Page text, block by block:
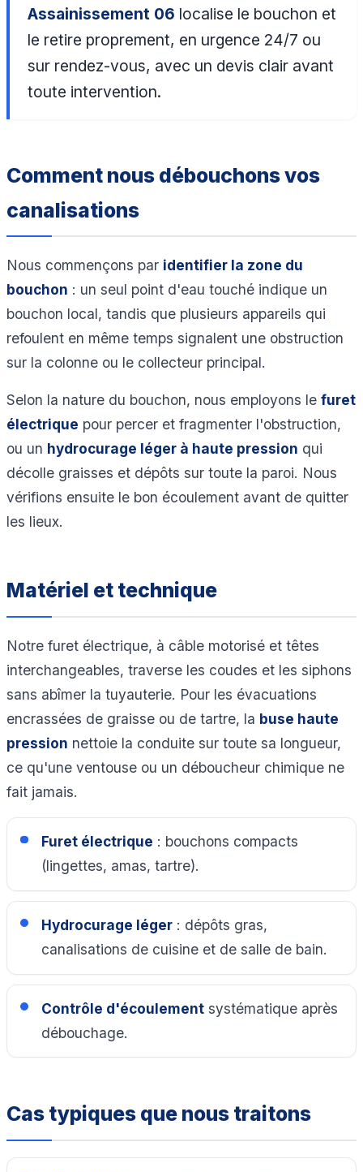
Assainissement 06 localise le bouchon et
le retire proprement, en urgence 24/7 ou
sur rendez-vous, avec un devis clair avant
toute intervention.
Comment nous débouchons vos
canalisations
Nous commençons par identifier la zone du
bouchon : un seul point d'eau touché indique un
bouchon local, tandis que plusieurs appareils qui
refoulent en même temps signalent une obstruction
sur la colonne ou le collecteur principal.
Selon la nature du bouchon, nous employons le furet
électrique pour percer et fragmenter l'obstruction,
ou un hydrocurage léger à haute pression qui
décolle graisses et dépôts sur toute la paroi. Nous
vérifions ensuite le bon écoulement avant de quitter
les lieux.
Matériel et technique
Notre furet électrique, à câble motorisé et têtes
interchangeables, traverse les coudes et les siphons
sans abîmer la tuyauterie. Pour les évacuations
encrassées de graisse ou de tartre, la buse haute
pression nettoie la conduite sur toute sa longueur,
ce qu'une ventouse ou un déboucheur chimique ne
fait jamais.
Furet électrique : bouchons compacts
(lingettes, amas, tartre).
Hydrocurage léger: dépôts gras,
canalisations de cuisine et de salle de bain.
Contrôle d'écoulementsystématique après
débouchage.
Cas typiques que nous traitons